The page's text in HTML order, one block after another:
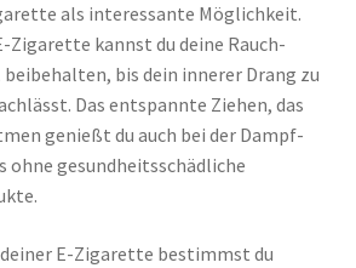
als interessante Möglichkeit.
Zigarette kannst du deine Rauch-
bis dein innerer Drang zu
Das entspannte Ziehen, das
genießt du auch bei der Dampf-
ohne gesundheitsschädliche
E-Zigarette bestimmst du